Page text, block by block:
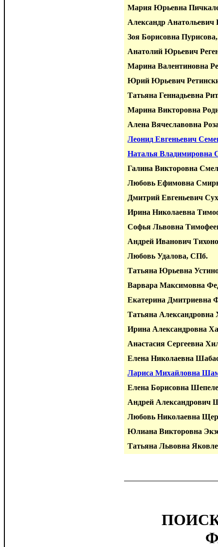
Мария Юрьевна
Александр
Зоя Борисовна
Анатолий Юрьевич
Марина Валентиновна
Юрий Юрьевич
Татьяна Геннадьевна
Марина Викторовна
Алена Вячеславовна
Леонид Евгеньевич
Наталья Владимировна
Галина Викторовна
Любовь Ефимовна
Дмитрий Евгеньевич
Ирина Николаевна
Софья Львовна
Андрей Иванович
Любовь Удалова, СПб.
Татьяна Юрьевна
Варвара Максимовна
Екатерина Дмитриевна
Татьяна Александровна
Ирина Александровна
Анастасия Сергеевна
Елена Николаевна
Лариса Михайловна
Елена Борисовна
Андрей Александрович
Любовь Николаевна
Юлиана Викторовна
Татьяна Львовна